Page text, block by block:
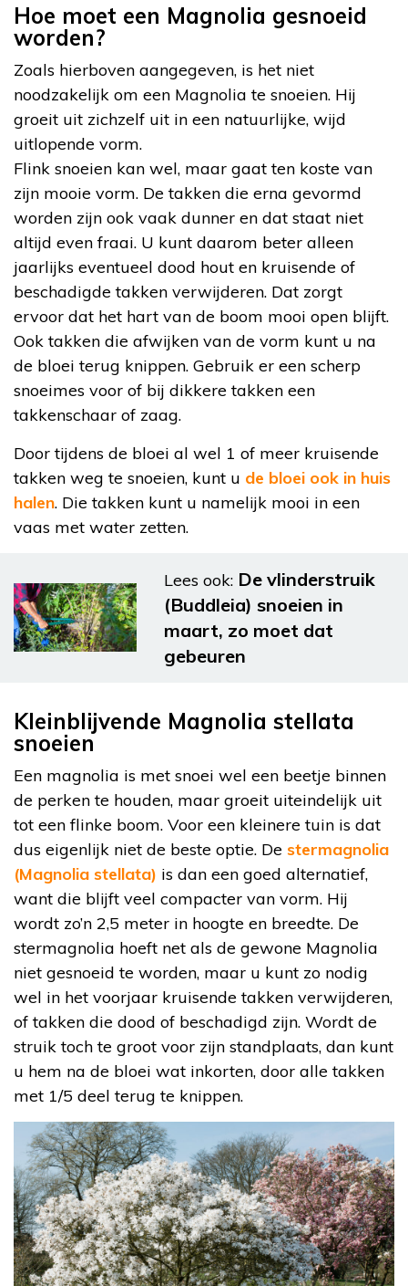
Hoe moet een Magnolia gesnoeid
worden?
Zoals hierboven aangegeven, is het niet
noodzakelijk om een Magnolia te snoeien. Hij
groeit uit zichzelf uit in een natuurlijke, wijd
uitlopende vorm.
Flink snoeien kan wel, maar gaat ten koste van
zijn mooie vorm. De takken die erna gevormd
worden zijn ook vaak dunner en dat staat niet
altijd even fraai. U kunt daarom beter alleen
jaarlijks eventueel dood hout en kruisende of
beschadigde takken verwijderen. Dat zorgt
ervoor dat het hart van de boom mooi open blijft.
Ook takken die afwijken van de vorm kunt u na
de bloei terug knippen. Gebruik er een scherp
snoeimes voor of bij dikkere takken een
takkenschaar of zaag.
Door tijdens de bloei al wel 1 of meer kruisende
takken weg te snoeien, kunt u de bloei ook in huis
halen. Die takken kunt u namelijk mooi in een
vaas met water zetten.
Lees ook: De vlinderstruik
(Buddleia) snoeien in
maart, zo moet dat
gebeuren
Kleinblijvende Magnolia stellata
snoeien
Een magnolia is met snoei wel een beetje binnen
de perken te houden, maar groeit uiteindelijk uit
tot een flinke boom. Voor een kleinere tuin is dat
dus eigenlijk niet de beste optie. De stermagnolia
(Magnolia stellata) is dan een goed alternatief,
want die blijft veel compacter van vorm. Hij
wordt zo’n 2,5 meter in hoogte en breedte. De
stermagnolia hoeft net als de gewone Magnolia
niet gesnoeid te worden, maar u kunt zo nodig
wel in het voorjaar kruisende takken verwijderen,
of takken die dood of beschadigd zijn. Wordt de
struik toch te groot voor zijn standplaats, dan kunt
u hem na de bloei wat inkorten, door alle takken
met 1/5 deel terug te knippen.